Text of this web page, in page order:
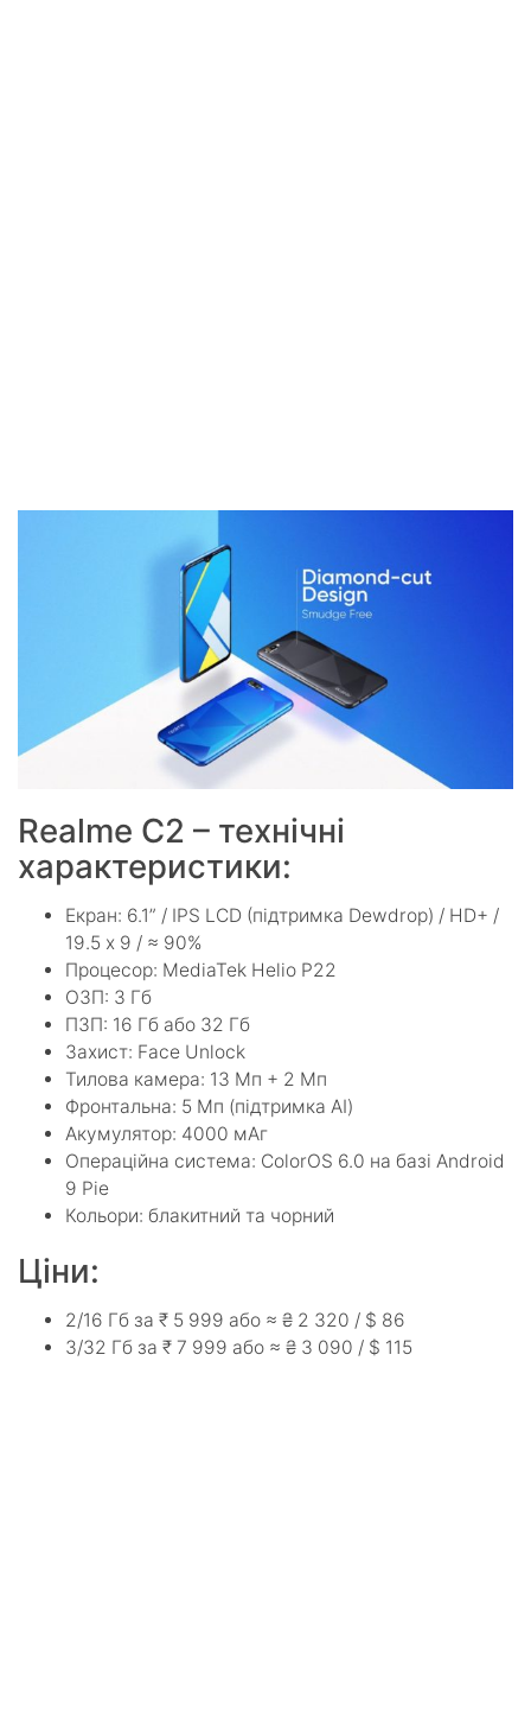
Realme C2 – технічні
характеристики:
Екран: 6.1” / IPS LCD (підтримка Dewdrop) / HD+ /
19.5 х 9 / ≈ 90%
Процесор: MediaTek Helio P22
ОЗП: 3 Гб
ПЗП: 16 Гб або 32 Гб
Захист: Face Unlock
Тилова камера: 13 Мп + 2 Мп
Фронтальна: 5 Мп (підтримка AI)
Акумулятор: 4000 мАг
Операційна система: ColorOS 6.0 на базі Android
9 Pie
Кольори: блакитний та чорний
Ціни:
2/16 Гб за ₹ 5 999 або ≈ ₴ 2 320 / $ 86
3/32 Гб за ₹ 7 999 або ≈ ₴ 3 090 / $ 115